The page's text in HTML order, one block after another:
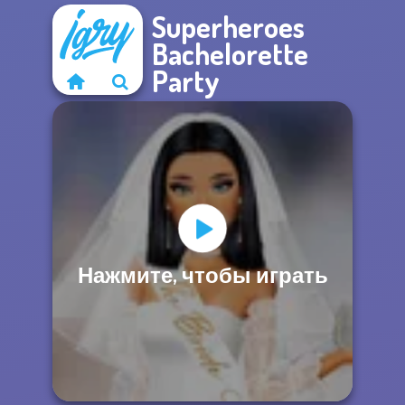
Superheroes
Bachelorette
Party
Нажмите, чтобы играть